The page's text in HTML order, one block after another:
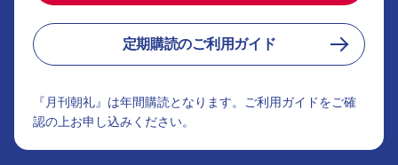
定期購読のご利用ガイド
『月刊朝礼』は年間購読となります。ご利用ガイドをご確
認の上お申し込みください。